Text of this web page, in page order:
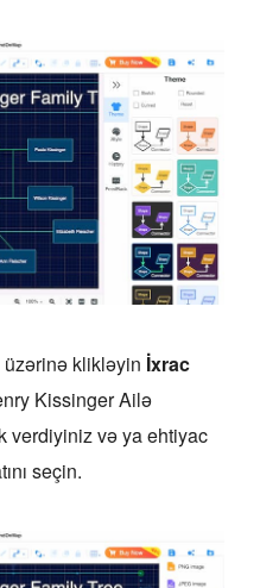
klikləyin İxrac
Kissinger Ailə
verdiyiniz və ya ehtiyac
seçin.